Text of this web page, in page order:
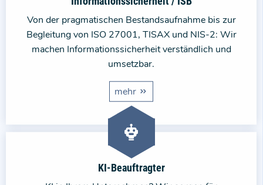
Von der pragmatischen Bestandsaufnahme bis zur
Begleitung von ISO 27001, TISAX und NIS-2: Wir
machen Informationssicherheit verständlich und
umsetzbar.
mehr
KI-Beauftragter